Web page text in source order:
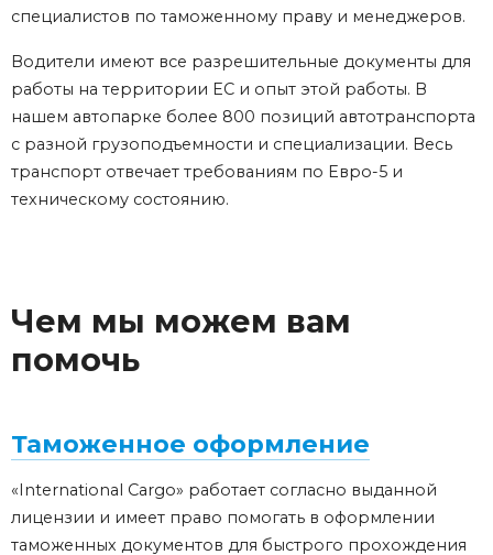
специалистов по таможенному праву и менеджеров.
Водители имеют все разрешительные документы для
работы на территории ЕС и опыт этой работы. В
нашем автопарке более 800 позиций автотранспорта
с разной грузоподъемности и специализации. Весь
транспорт отвечает требованиям по Евро-5 и
техническому состоянию.
Чем мы можем вам
помочь
Таможенное оформление
«International Cargo» работает согласно выданной
лицензии и имеет право помогать в оформлении
таможенных документов для быстрого прохождения